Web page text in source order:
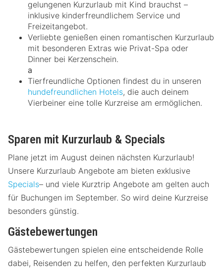
gelungenen Kurzurlaub mit Kind brauchst –
inklusive kinderfreundlichem Service und
Freizeitangebot.
Verliebte genießen einen romantischen Kurzurlaub
mit besonderen Extras wie Privat-Spa oder
Dinner bei Kerzenschein.
a
Tierfreundliche Optionen findest du in unseren
hundefreundlichen Hotels, die auch deinem
Vierbeiner eine tolle Kurzreise am ermöglichen.
Sparen mit Kurzurlaub & Specials
Plane jetzt im August deinen nächsten Kurzurlaub!
Unsere Kurzurlaub Angebote am bieten exklusive
Specials– und viele Kurztrip Angebote am gelten auch
für Buchungen im September. So wird deine Kurzreise
besonders günstig.
Gästebewertungen
Gästebewertungen spielen eine entscheidende Rolle
dabei, Reisenden zu helfen, den perfekten Kurzurlaub